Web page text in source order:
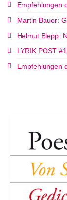
Empfehlungen
Martin Bauer:
Helmut Blepp:
LYRIK:POST
Empfehlungen